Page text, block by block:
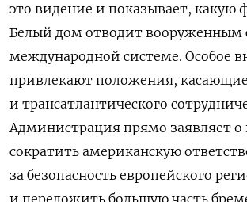
это видение и показывает, какую
Белый дом отводит вооруженным
международной системе. Особое
привлекают положения,
и трансатлантического
Администрация прямо заявляет
сократить американскую
за безопасность европейского